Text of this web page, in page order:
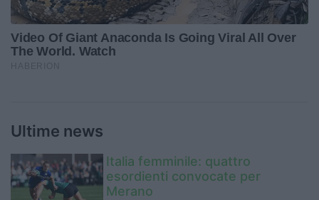
Ultime news
Italia femminile: quattro
esordienti convocate per
Merano